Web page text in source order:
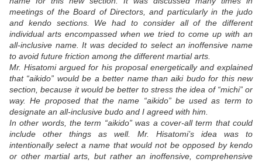
meetings of the Board of Directors, and particularly in the judo
and kendo sections. We had to consider all of the different
individual arts encompassed when we tried to come up with an
all-inclusive name. It was decided to select an inoffensive name
to avoid future friction among the different martial arts.
Mr. Hisatomi argued for his proposal energetically and explained
that “aikido” would be a better name than aiki budo for this new
section, because it would be better to stress the idea of “michi” or
way. He proposed that the name “aikido” be used as term to
designate an all-inclusive budo and I agreed with him.
In other words, the term “aikido” was a cover-all term that could
include other things as well. Mr. Hisatomi’s idea was to
intentionally select a name that would not be opposed by kendo
or other martial arts, but rather an inoffensive, comprehensive